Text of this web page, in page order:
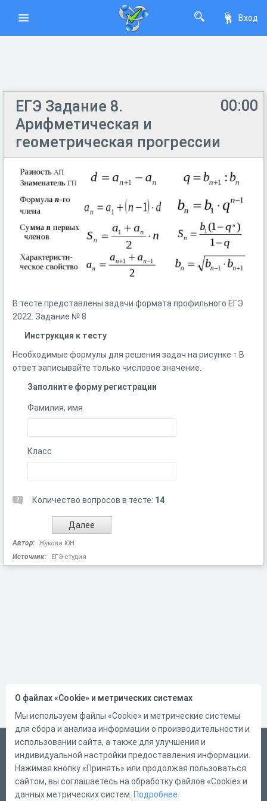
Вход
00:00
ЕГЭ Задание 8.
Арифметическая и
геометрическая прогрессии
В тесте представлены задачи формата профильного ЕГЭ
2022. Задание № 8
Инструкция к тесту
Необходимые формулы для решения задач на рисунке ↑ В
ответ записывайте только числовое значение.
Заполните форму регистрации
Фамилия, имя
Класс
Количество вопросов в тесте: 14
Автор: Жукова ЮН
Источник: ЕГЭ-студия
Русский
Справка
Форма обратной связи
О файлах «Cookie» и метрических системах
Мы используем файлы «Cookie» и метрические системы
для сбора и анализа информации о производительности и
использовании сайта, а также для улучшения и
индивидуальной настройки предоставления информации.
Нажимая кнопку «Принять» или продолжая пользоваться
сайтом, вы соглашаетесь на обработку файлов «Cookie» и
данных метрических систем. Подробнее